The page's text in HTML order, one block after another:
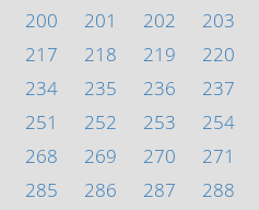
200 201 202 203
217 218 219 220
234 235 236 237
251 252 253 254
268 269 270 271
285 286 287 288